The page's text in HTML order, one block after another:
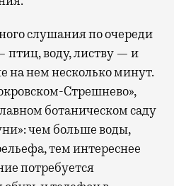
слушания по очереди
птиц, воду, листву — и
на нем несколько минут.
Стрешнево»,
ботаническом саду
чем больше воды,
тем интереснее
потребуется